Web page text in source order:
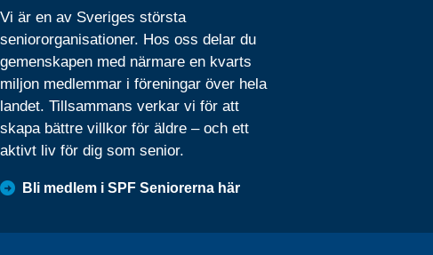
Vi är en av Sveriges största
seniororganisationer. Hos oss delar du
gemenskapen med närmare en kvarts
miljon medlemmar i föreningar över hela
landet. Tillsammans verkar vi för att
skapa bättre villkor för äldre – och ett
aktivt liv för dig som senior.
Bli medlem i SPF Seniorerna här